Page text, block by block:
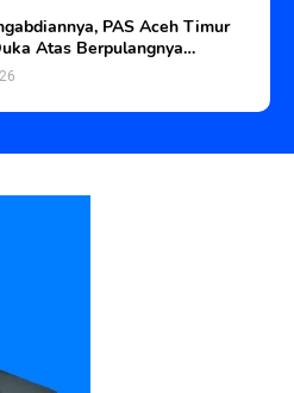
PAS Aceh Timur
Atas Berpulangnya
Langsa